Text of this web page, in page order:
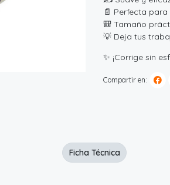
📄 Perfecta
🎒 Tamaño
💡 Deja tus
✨ ¡Corrige sin
Compartir en:
Ficha Técnica